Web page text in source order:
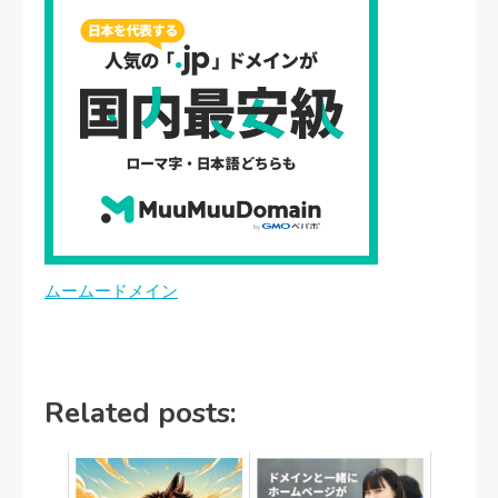
ムームードメイン
Related posts: